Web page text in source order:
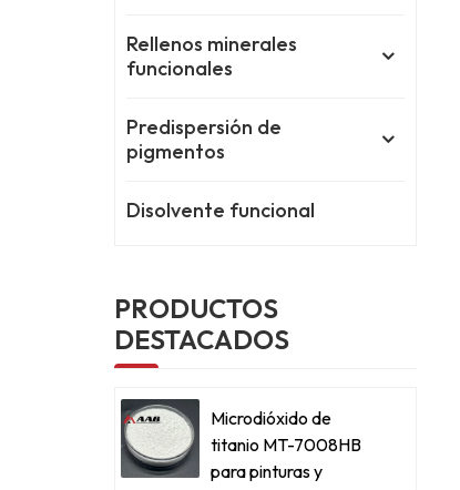
Rellenos minerales
funcionales
Predispersión de
pigmentos
Disolvente funcional
PRODUCTOS
DESTACADOS
Microdióxido de
titanio MT-7008HB
para pinturas y